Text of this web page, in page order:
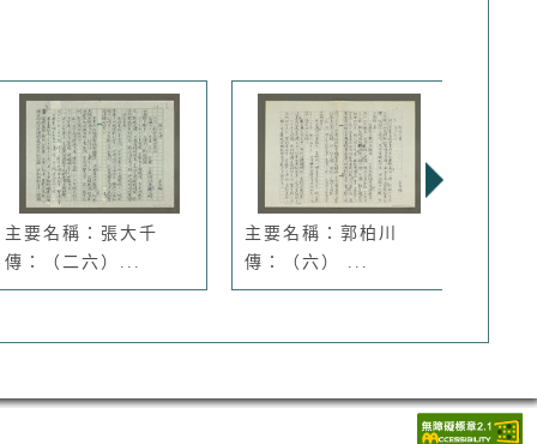
主要名稱：張大千
傳：（二六）...
主要名稱：郭柏川
傳：（六） ...